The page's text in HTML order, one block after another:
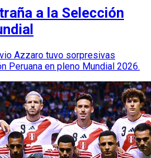
a la Selección
Azzaro tuvo sorpresivas
Peruana en pleno Mundial 2026.